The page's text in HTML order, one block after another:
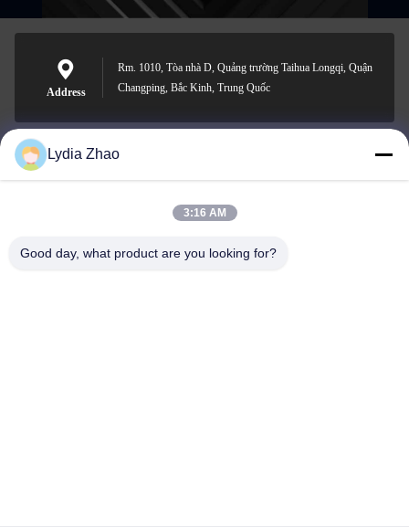
Address
Rm. 1010, Tòa nhà D, Quảng trường Taihua Longqi, Quận
Changping, Bắc Kinh, Trung Quốc
jesingd@vip.sina.com
Lydia Zhao
3:16 AM
Good day, what product are you looking for?